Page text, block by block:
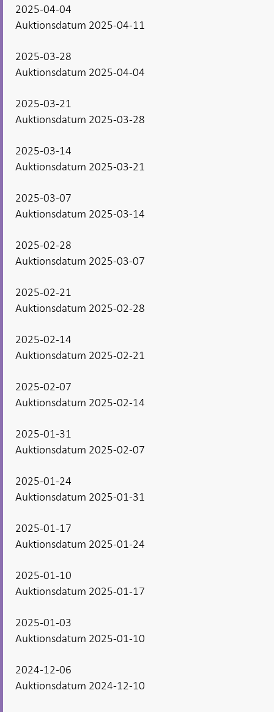
2025-04-04
Auktionsdatum 2025-04-11
2025-03-28
Auktionsdatum 2025-04-04
2025-03-21
Auktionsdatum 2025-03-28
2025-03-14
Auktionsdatum 2025-03-21
2025-03-07
Auktionsdatum 2025-03-14
2025-02-28
Auktionsdatum 2025-03-07
2025-02-21
Auktionsdatum 2025-02-28
2025-02-14
Auktionsdatum 2025-02-21
2025-02-07
Auktionsdatum 2025-02-14
2025-01-31
Auktionsdatum 2025-02-07
2025-01-24
Auktionsdatum 2025-01-31
2025-01-17
Auktionsdatum 2025-01-24
2025-01-10
Auktionsdatum 2025-01-17
2025-01-03
Auktionsdatum 2025-01-10
2024-12-06
Auktionsdatum 2024-12-10